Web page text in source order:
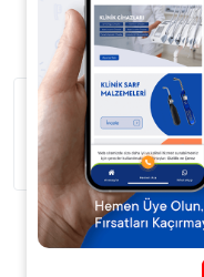
Ürün Açıklaması
Kavo 68